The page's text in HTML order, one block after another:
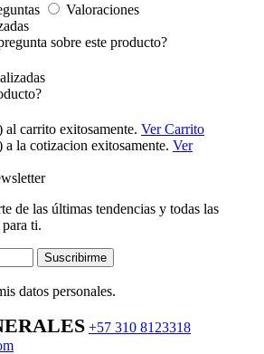
Valoraciones
sobre este producto?
al carrito exitosamente. Ver Carrito
a la cotizacion exitosamente. Ver
de las últimas tendencias y todas las
ti.
Suscribirme
datos personales.
+57 310 8123318